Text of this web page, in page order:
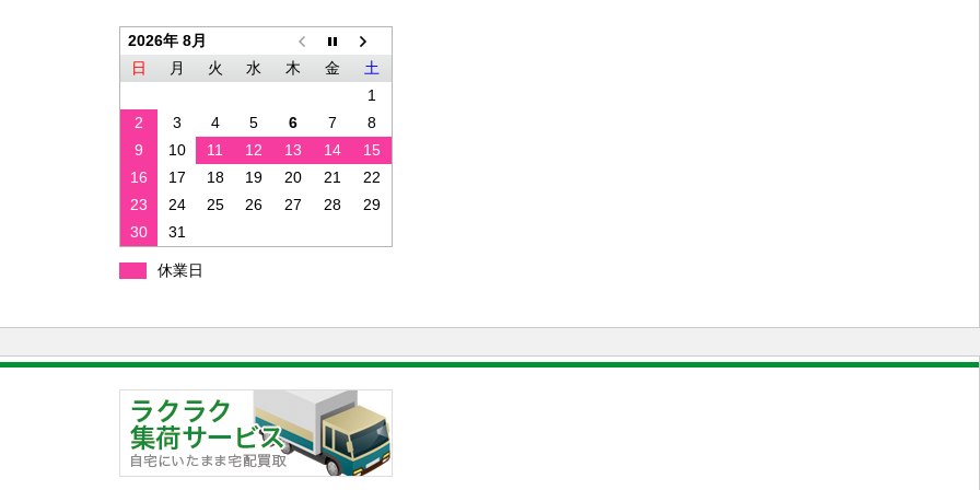
2026年 8月
日
月 火 水 木 金
土
1
2
3 4 5 6 7
8
9
10 11 12 13 14
15
16
17 18 19 20 21
22
23
24 25 26 27 28
29
30
31
休業日